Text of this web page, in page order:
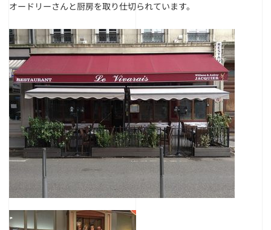
オードリーさんと厨房を取り仕切られています。